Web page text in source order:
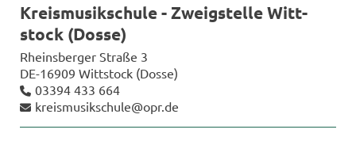
Kreis­mu­sik­schu­le - Zweig­stel­le Witt­
stock (Dosse)
Rheins­ber­ger Stra­ße 3
DE-​16909 Witt­stock (Dosse)
03394 433 664
kreis­mu­sik­schu­le@opr.de